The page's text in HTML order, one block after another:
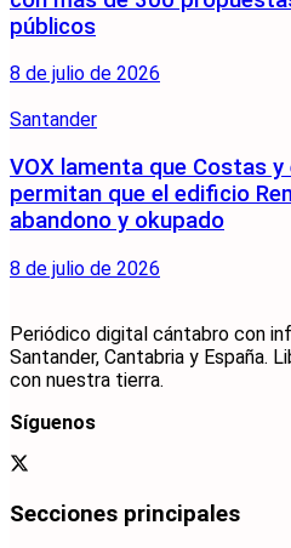
públicos
8 de julio de 2026
Santander
VOX lamenta que Costas
permitan que el edificio
abandono y okupado
8 de julio de 2026
Periódico digital cántabro con
Santander, Cantabria y España.
con nuestra tierra.
Síguenos
Secciones principales